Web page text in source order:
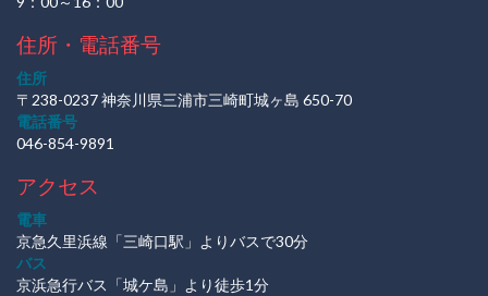
住所・電話番号
住所
〒238-0237 神奈川県三浦市三崎町城ヶ島 650-70
電話番号
046-854-9891
アクセス
電車
京急久里浜線「三崎口駅」よりバスで30分
バス
京浜急行バス「城ケ島」より徒歩1分